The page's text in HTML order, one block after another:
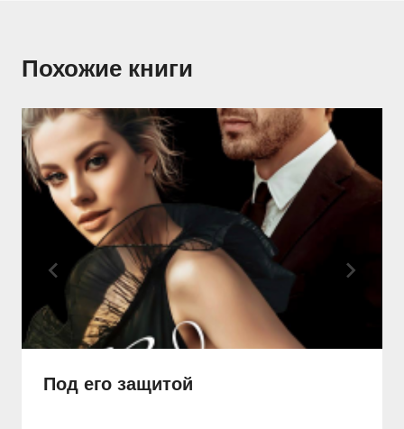
Похожие книги
Под его защитой